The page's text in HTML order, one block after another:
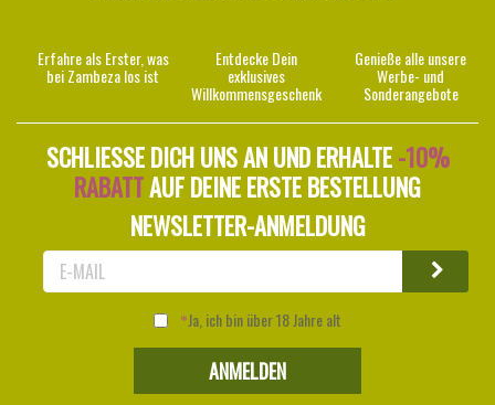
Erfahre als Erster, was
bei Zambeza los ist
Entdecke Dein
exklusives
Willkommensgeschenk
Genieße alle unsere
Werbe- und
Sonderangebote
SCHLIESSE DICH UNS AN UND ERHALTE -10%
RABATTAUF DEINE ERSTE BESTELLUNG
NEWSLETTER-ANMELDUNG
Ja, ich bin über 18 Jahre alt